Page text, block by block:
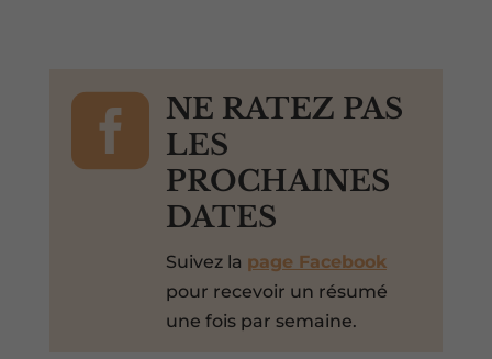

NE RATEZ PAS
LES
PROCHAINES
DATES
Suivez la page Facebook
pour recevoir un résumé
une fois par semaine.